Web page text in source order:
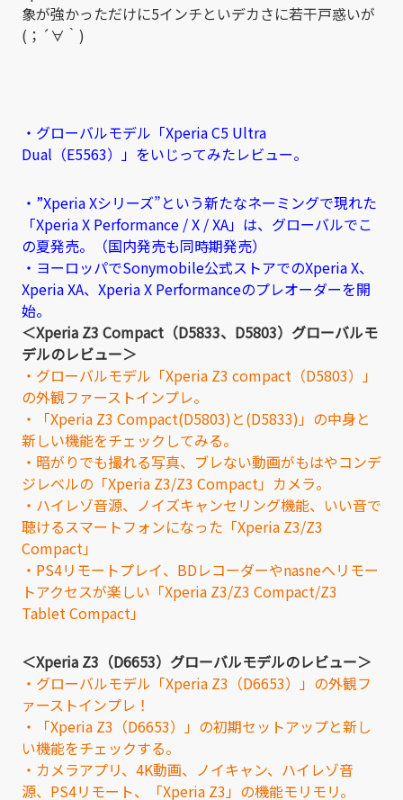
象が強かっただけに5インチといデカさに若干戸惑いが
(；´∀｀)
・グローバルモデル「Xperia C5 Ultra
Dual（E5563）」をいじってみたレビュー。
・”Xperia Xシリーズ”という新たなネーミングで現れた
「Xperia X Performance / X / XA」は、グローバルでこ
の夏発売。（国内発売も同時期発売）
・ヨーロッパでSonymobile公式ストアでのXperia X、
Xperia XA、Xperia X Performanceのプレオーダーを開
始。
＜Xperia Z3 Compact（D5833、D5803）グローバルモ
デルのレビュー＞
・グローバルモデル「Xperia Z3 compact（D5803）」
の外観ファーストインプレ。
・「Xperia Z3 Compact(D5803)と(D5833)」の中身と
新しい機能をチェックしてみる。
・暗がりでも撮れる写真、ブレない動画がもはやコンデ
ジレベルの「Xperia Z3/Z3 Compact」カメラ。
・ハイレゾ音源、ノイズキャンセリング機能、いい音で
聴けるスマートフォンになった「Xperia Z3/Z3
Compact」
・PS4リモートプレイ、BDレコーダーやnasneへリモー
トアクセスが楽しい「Xperia Z3/Z3 Compact/Z3
Tablet Compact」
＜Xperia Z3（D6653）グローバルモデルのレビュー＞
・グローバルモデル「Xperia Z3（D6653）」の外観フ
ァーストインプレ！
・「Xperia Z3（D6653）」の初期セットアップと新し
い機能をチェックする。
・カメラアプリ、4K動画、ノイキャン、ハイレゾ音
源、PS4リモート、「Xperia Z3」の機能モリモリ。